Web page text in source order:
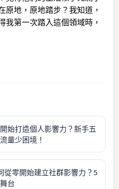
原地，原地踏步？我知道，
我第一次踏入這個領域時，
始打造個人影響力？新手五
量少困境！
從零開始建立社群影響力？5
台